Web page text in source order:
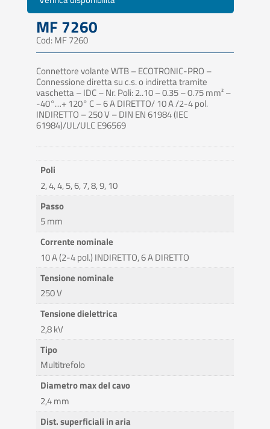
MF 7260
Cod: MF 7260
Connettore volante WTB – ECOTRONIC-PRO –
Connessione diretta su c.s. o indiretta tramite
vaschetta – IDC – Nr. Poli: 2..10 – 0.35 – 0.75 mm² –
-40°…+ 120° C – 6 A DIRETTO/ 10 A /2-4 pol.
INDIRETTO – 250 V – DIN EN 61984 (IEC
61984)/UL/ULC E96569
Poli
2, 4, 4, 5, 6, 7, 8, 9, 10
Passo
5 mm
Corrente nominale
10 A (2-4 pol.) INDIRETTO, 6 A DIRETTO
Tensione nominale
250 V
Tensione dielettrica
2,8 kV
Tipo
Multitrefolo
Diametro max del cavo
2,4 mm
Dist. superficiali in aria